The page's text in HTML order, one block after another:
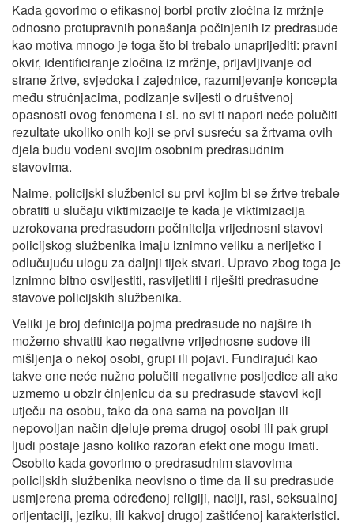
Kada govorimo o efikasnoj borbi protiv zločina iz mržnje
odnosno protupravnih ponašanja počinjenih iz predrasude
kao motiva mnogo je toga što bi trebalo unaprijediti: pravni
okvir, identificiranje zločina iz mržnje, prijavljivanje od
strane žrtve, svjedoka i zajednice, razumijevanje koncepta
među stručnjacima, podizanje svijesti o društvenoj
opasnosti ovog fenomena i sl. no svi ti napori neće polučiti
rezultate ukoliko onih koji se prvi susreću sa žrtvama ovih
djela budu vođeni svojim osobnim predrasudnim
stavovima.
Naime, policijski službenici su prvi kojim bi se žrtve trebale
obratiti u slučaju viktimizacije te kada je viktimizacija
uzrokovana predrasudom počinitelja vrijednosni stavovi
policijskog službenika imaju iznimno veliku a nerijetko i
odlučujuću ulogu za daljnji tijek stvari. Upravo zbog toga je
iznimno bitno osvijestiti, rasvijetliti i riješiti predrasudne
stavove policijskih službenika.
Veliki je broj definicija pojma predrasude no najšire ih
možemo shvatiti kao negativne vrijednosne sudove ili
mišljenja o nekoj osobi, grupi ili pojavi. Fundirajući kao
takve one neće nužno polučiti negativne posljedice ali ako
uzmemo u obzir činjenicu da su predrasude stavovi koji
utječu na osobu, tako da ona sama na povoljan ili
nepovoljan način djeluje prema drugoj osobi ili pak grupi
ljudi postaje jasno koliko razoran efekt one mogu imati.
Osobito kada govorimo o predrasudnim stavovima
policijskih službenika neovisno o time da li su predrasude
usmjerena prema određenoj religiji, naciji, rasi, seksualnoj
orijentaciji, jeziku, ili kakvoj drugoj zaštićenoj karakteristici.